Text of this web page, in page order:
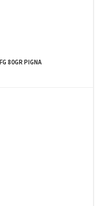
80GR PIGNA